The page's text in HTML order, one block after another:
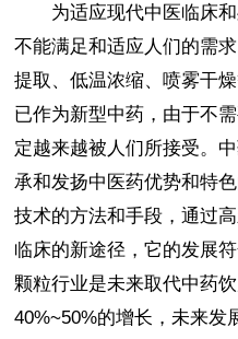
为适应现代中医临床和
不能满足和适应人们的需
提取、低温浓缩、喷雾干
已作为新型中药，由于不
定越来越被人们所接受。
承和发扬中医药优势和特
技术的方法和手段，通过
临床的新途径，它的发展
颗粒行业是未来取代中药
40%~50%的增长，未来发